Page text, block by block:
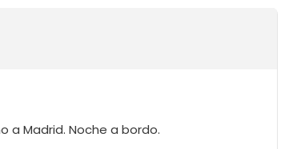
a Madrid. Noche a bordo.